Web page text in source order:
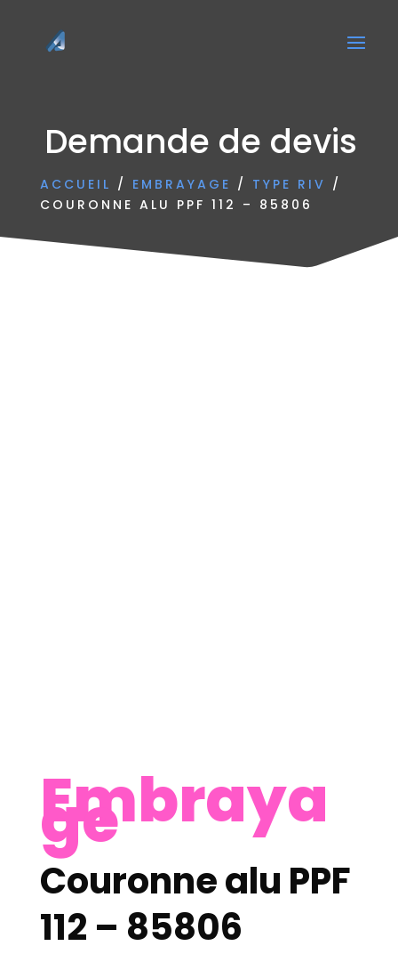
Demande de devis
ACCUEIL / EMBRAYAGE / TYPE RIV /
COURONNE ALU PPF 112 – 85806
Embraya
ge
Couronne alu PPF
112 – 85806